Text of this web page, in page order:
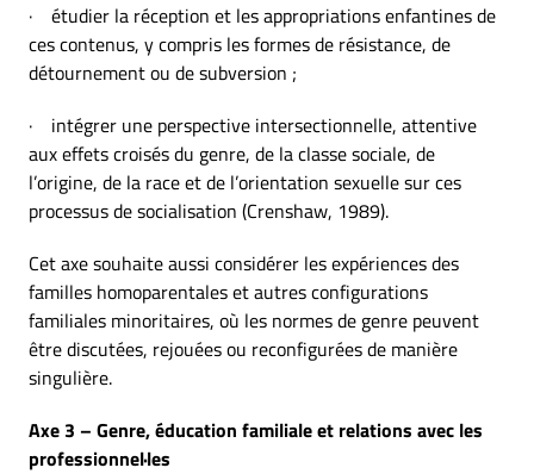
· étudier la réception et les appropriations enfantines de
ces contenus, y compris les formes de résistance, de
détournement ou de subversion ;
· intégrer une perspective intersectionnelle, attentive
aux effets croisés du genre, de la classe sociale, de
l’origine, de la race et de l’orientation sexuelle sur ces
processus de socialisation (Crenshaw, 1989).
Cet axe souhaite aussi considérer les expériences des
familles homoparentales et autres configurations
familiales minoritaires, où les normes de genre peuvent
être discutées, rejouées ou reconfigurées de manière
singulière.
Axe 3 – Genre, éducation familiale et relations avec les
professionnel·les